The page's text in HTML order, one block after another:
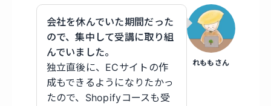
れももさん
会社を休んでいた期間だった
ので、集中して受講に取り組
んでいました。
独立直後に、ECサイトの作
成もできるようになりたかっ
たので、Shopifyコースも受